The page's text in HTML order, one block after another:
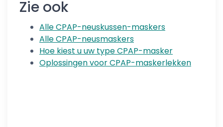
Zie ook
Alle CPAP-neuskussen-maskers
Alle CPAP-neusmaskers
Hoe kiest u uw type CPAP-masker
Oplossingen voor CPAP-maskerlekken